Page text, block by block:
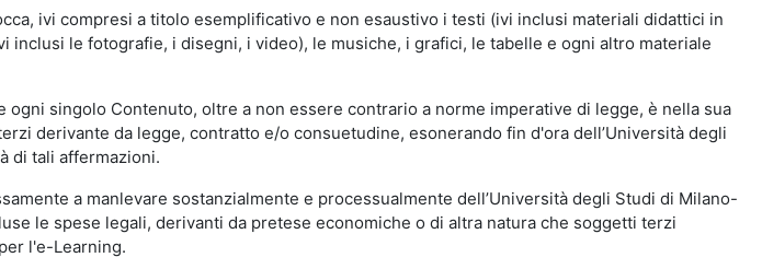
ivi compresi a titolo esemplificativo e non esaustivo i testi (ivi inclusi materiali didattici in
le fotografie, i disegni, i video), le musiche, i grafici, le tabelle e ogni altro materiale
singolo Contenuto, oltre a non essere contrario a norme imperative di legge, è nella sua
derivante da legge, contratto e/o consuetudine, esonerando fin d'ora dell’Università degli
di tali affermazioni.
a manlevare sostanzialmente e processualmente dell’Università degli Studi di Milano-
le spese legali, derivanti da pretese economiche o di altra natura che soggetti terzi
l'e-Learning.